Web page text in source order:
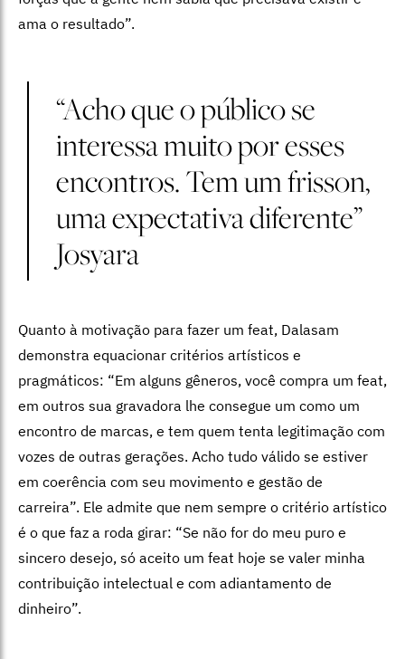
ama o resultado”.
“Acho que o público se
interessa muito por esses
encontros. Tem um frisson,
uma expectativa diferente”
Josyara
Quanto à motivação para fazer um feat, Dalasam
demonstra equacionar critérios artísticos e
pragmáticos: “Em alguns gêneros, você compra um feat,
em outros sua gravadora lhe consegue um como um
encontro de marcas, e tem quem tenta legitimação com
vozes de outras gerações. Acho tudo válido se estiver
em coerência com seu movimento e gestão de
carreira”. Ele admite que nem sempre o critério artístico
é o que faz a roda girar: “Se não for do meu puro e
sincero desejo, só aceito um feat hoje se valer minha
contribuição intelectual e com adiantamento de
dinheiro”.